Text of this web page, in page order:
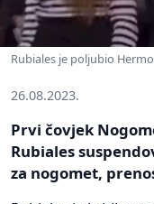
Rubiales je poljubio
26.08.2023.
Prvi čovjek
Rubiales
za nogomet,